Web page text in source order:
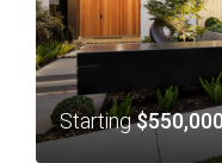
Starting